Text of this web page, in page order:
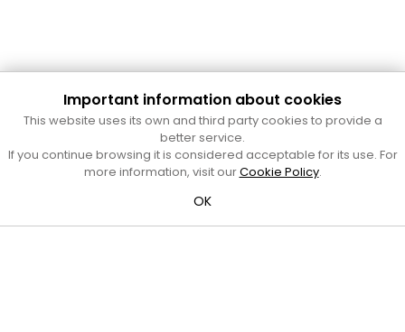
Cultura Mataró
Ajuntament de Mataró
C. de Sant Josep, 9 (Mataró, 08302)
Horari d'obertura: dilluns, dimecres i divendres de 10 a 13 h.
al telèfon al 93 758 23 61
Bústia ciutadana
Important information about cookies
This website uses its own and third party cookies to provide a
better service.
If you continue browsing it is considered acceptable for its use. For
more information, visit ourCookie Policy.
OK